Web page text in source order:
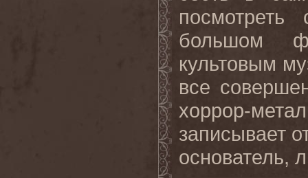
большом
культовым
все
хоррор-
записывает
основатель,